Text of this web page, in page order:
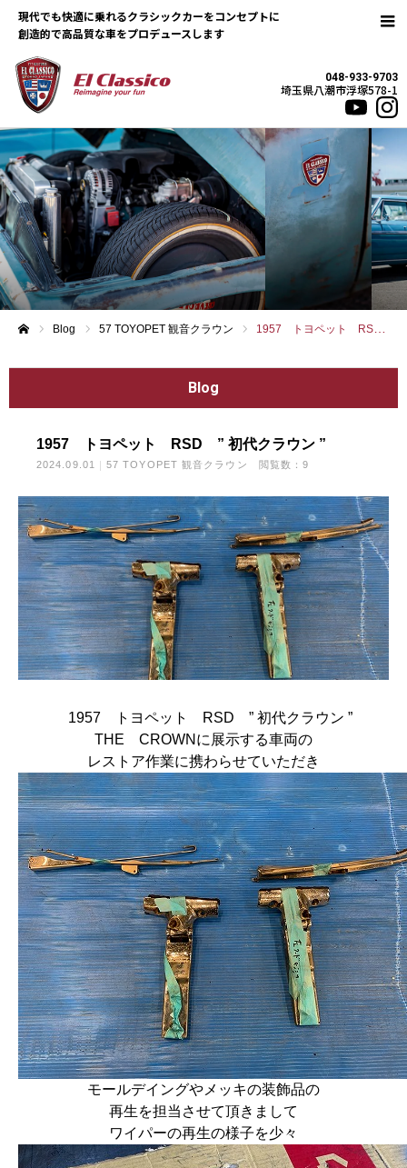
現代でも快適に乗れるクラシックカーをコンセプトに
048-933-9703
埼玉県八潮市浮塚578-1
Blog 57 TOYOPET 観音クラウン 1957 トヨペット RSD ” 初代クラウン ”
Blog
1957 トヨペット RSD ” 初代クラウン ”
2024.09.01 57 TOYOPET 観音クラウン 閲覧数：9
1957 トヨペット RSD ” 初代クラウン ”
THE CROWNに展示する車両の
レストア作業に携わらせていただき
モールデイングやメッキの装飾品の
再生を担当させて頂きまして
ワイパーの再生の様子を少々